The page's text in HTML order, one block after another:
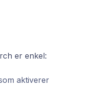
er enkel:
aktiverer